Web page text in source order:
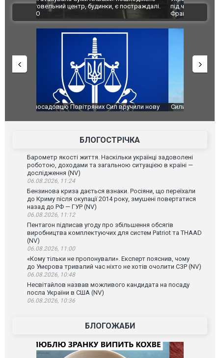
під час ліквідації масштабної лісової пожежі у
Франції
Болгарії
ВІДЕО
Сили оборони уразили Ярославський НПЗ:
атаку. ВІДЕО
Неймар
БЛОГОСТРІЧКА
Барометр якості життя. Наскільки українці задоволені
роботою, доходами та загальною ситуацією в країні —
дослідження (NV)
06.08.2026, 11:24
Бензинова криза дається взнаки. Росіяни, що переїхали
до Криму після окупації 2014 року, змушені повертатися
назад до РФ — ГУР (NV)
06.08.2026, 11:12
Пентагон підписав угоду про збільшення обсягів
виробництва комплектуючих для систем Patriot та THAAD
(NV)
06.08.2026, 11:00
«Кому тільки не пропонували». Експерт пояснив, чому
до Умєрова тривалий час ніхто не хотів очолити СЗР (NV)
06.08.2026, 10:48
Несвітайлов назвав можливого кандидата на посаду
посла України в США (NV)
06.08.2026, 10:36
БЛОГОЖАБИ